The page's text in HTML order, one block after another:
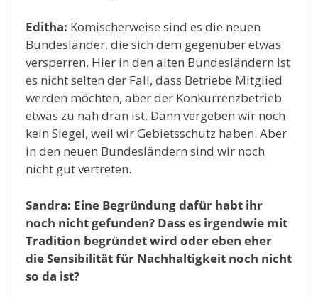
Editha: Komischerweise sind es die neuen
Bundesländer, die sich dem gegenüber etwas
versperren. Hier in den alten Bundesländern ist
es nicht selten der Fall, dass Betriebe Mitglied
werden möchten, aber der Konkurrenzbetrieb
etwas zu nah dran ist. Dann vergeben wir noch
kein Siegel, weil wir Gebietsschutz haben. Aber
in den neuen Bundesländern sind wir noch
nicht gut vertreten.
Sandra: Eine Begründung dafür habt ihr
noch nicht gefunden? Dass es irgendwie mit
Tradition begründet wird oder eben eher
die Sensibilität für Nachhaltigkeit noch nicht
so da ist?